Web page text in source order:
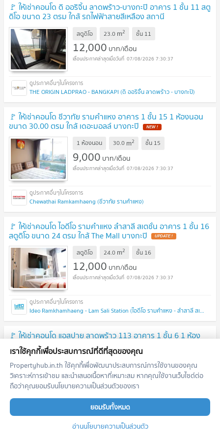
🚩 ให้เช่าคอนโด ดิ ออริจิ้น ลาดพร้าว-บางกะปิ อาคาร 1 ชั้น 11 สตู
ดิโอ ขนาด 23 ตรม ใกล้ รถไฟฟ้าสายสีเหลือง สถานี
บางกะปิ
สตูดิโอ 23.0 m2 ชั้น 11
12,000 บาท/เดือน
07/08/2026 7:30:37
THE ORIGIN LADPRAO - BANGKAPI (ดิ ออริจิ้น ลาดพร้าว - บางกะปิ)
🚩 ให้เช่าคอนโด ชีวาทัย รามคำแหง อาคาร 1 ชั้น 15 1 ห้องนอน
ขนาด 30.00 ตรม ใกล้ เดอะมอลล์ บางกะปิ
1 ห้องนอน 30.0 m2 ชั้น 15
9,000 บาท/เดือน
07/08/2026 7:30:37
Chewathai Ramkamhaeng (ชีวาทัย รามคำแหง)
🚩 ให้เช่าคอนโด ไอดีโอ รามคำแหง ลำสาลี สเตชั่น อาคาร 1 ชั้น 16
สตูดิโอ ขนาด 24 ตรม ใกล้ The Mall บางกะปิ
สตูดิโอ 24.0 m2 ชั้น 16
12,000 บาท/เดือน
07/08/2026 7:30:37
Ideo Ramkhamhaeng - Lam Sali Station (ไอดีโอ รามคำแหง - ลำสาลี สเตชั่น)
🚩 ให้เช่าคอนโด แอสปาย ลาดพร้าว 113 อาคาร 1 ชั้น 6 1 ห้อง
นอน ขนาด 31.00 ตรม ใกล้ เดอะมอลล์ บางกะปิ
1 ห้องนอน 31.0m ชั้น6
10,000บาท/เดือน
07/08/2026 7:30:37
Aspire Ladprao 113 (แอสปาย ลาดพร้าว 113)
เราใช้คุกกี้เพื่อประสบการณ์ที่ดีที่สุดของคุณ
Propertyhub.in.th ใช้คุกกี้เพื่อพัฒนาประสบการณ์การใช้งานของคุณ
วิเคราะห์การเข้าชม และนำเสนอเนื้อหาที่เหมาะสม หากคุณใช้งานเว็บไซต์ต่อ
ถือว่าคุณยอมรับนโยบายความเป็นส่วนตัวของเรา
ยอมรับทั้งหมด
อ่านนโยบายความเป็นส่วนตัว